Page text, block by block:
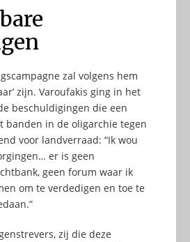
zal volgens hem
zijn. Varoufakis ging in het
beschuldigingen die een
banden in de oligarchie tegen
voor landverraad: “Ik wou
er is geen
geen forum waar ik
om te verdedigen en toe te
zij die deze